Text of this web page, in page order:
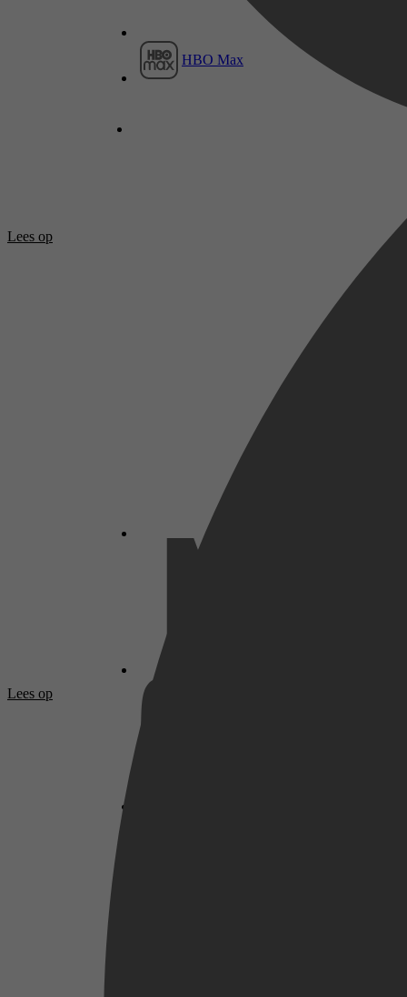
HBO Max
Lees op
Lees op